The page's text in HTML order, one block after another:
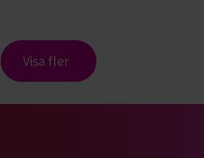
Visa fler
startsida